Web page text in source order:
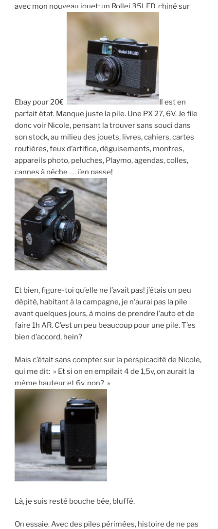
avec mon nouveau jouet; un Rollei 35LED, chiné sur
Ebay pour 20€.
Il est en
parfait état. Manque juste la pile. Une PX 27, 6V. Je file
donc voir Nicole, pensant la trouver sans souci dans
son stock, au milieu des jouets, livres, cahiers, cartes
routières, feux d’artifice, déguisements, montres,
appareils photo, peluches, Playmo, agendas, colles,
cannes à pêche …. j’en passe!
Et bien, figure-toi qu’elle ne l’avait pas! j’étais un peu
dépité, habitant à la campagne, je n’aurai pas la pile
avant quelques jours, à moins de prendre l’auto et de
faire 1h AR. C’est un peu beaucoup pour une pile. T’es
bien d’accord, hein?
Mais c’était sans compter sur la perspicacité de Nicole,
qui me dit: » Et si on en empilait 4 de 1,5v, on aurait la
même hauteur et 6v, non? »
Là, je suis resté bouche bée, bluffé.
On essaie. Avec des piles périmées, histoire de ne pas